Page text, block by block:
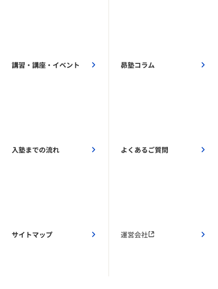
講習・講座・イベント 昴塾コラム
入塾までの流れ よくあるご質問
サイトマップ 運営会社